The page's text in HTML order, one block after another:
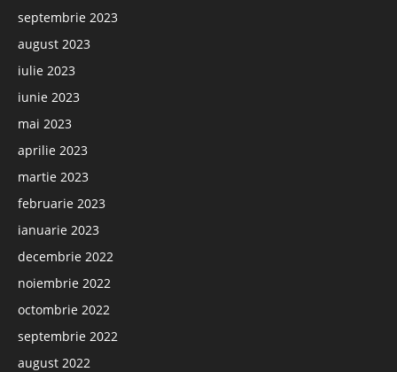
septembrie 2023
august 2023
iulie 2023
iunie 2023
mai 2023
aprilie 2023
martie 2023
februarie 2023
ianuarie 2023
decembrie 2022
noiembrie 2022
octombrie 2022
septembrie 2022
august 2022